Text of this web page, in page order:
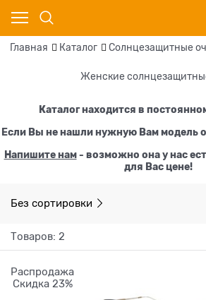
Главная Каталог Солнцезащитные
Женские
Каталог находится в
Если Вы не нашли нужную Вам модель
Напишите нам- возможно она у нас
для Вас цене!
Без сортировки
Товаров: 2
Распродажа
Скидка 23%